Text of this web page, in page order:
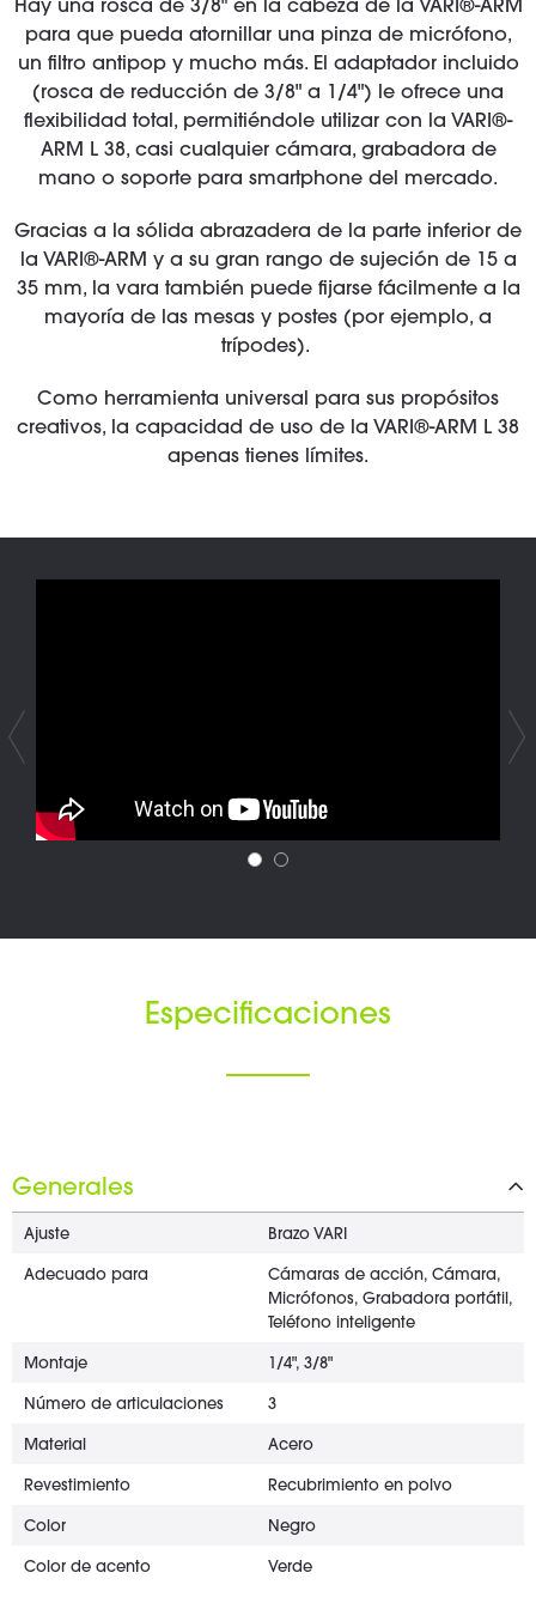
Hay una rosca de 3/8" en la cabeza de la VARI®-ARM
para que pueda atornillar una pinza de micrófono,
un filtro antipop y mucho más. El adaptador incluido
(rosca de reducción de 3/8" a 1/4") le ofrece una
flexibilidad total, permitiéndole utilizar con la VARI®-
ARM L 38, casi cualquier cámara, grabadora de
mano o soporte para smartphone del mercado.
Gracias a la sólida abrazadera de la parte inferior de
la VARI®-ARM y a su gran rango de sujeción de 15 a
35 mm, la vara también puede fijarse fácilmente a la
mayoría de las mesas y postes (por ejemplo, a
trípodes).
Como herramienta universal para sus propósitos
creativos, la capacidad de uso de la VARI®-ARM L 38
apenas tienes límites.
Especificaciones
Generales
Ajuste Brazo VARI
Adecuado para
Cámaras de acción, Cámara,
Micrófonos, Grabadora portátil,
Teléfono inteligente
Montaje 1/4", 3/8"
Número de articulaciones 3
Material Acero
Revestimiento Recubrimiento en polvo
Color Negro
Color de acento Verde